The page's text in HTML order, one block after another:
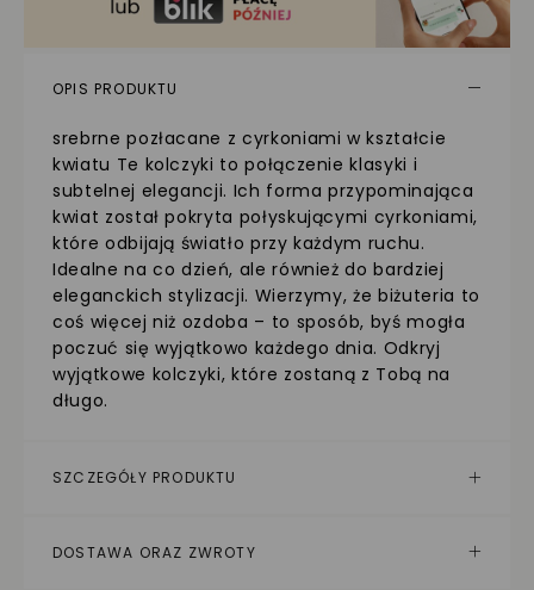
OPIS PRODUKTU
srebrne pozłacane z cyrkoniami w kształcie
kwiatu Te kolczyki to połączenie klasyki i
subtelnej elegancji. Ich forma przypominająca
kwiat został pokryta połyskującymi cyrkoniami,
które odbijają światło przy każdym ruchu.
Idealne na co dzień, ale również do bardziej
eleganckich stylizacji. Wierzymy, że biżuteria to
coś więcej niż ozdoba – to sposób, byś mogła
poczuć się wyjątkowo każdego dnia. Odkryj
wyjątkowe kolczyki, które zostaną z Tobą na
długo.
SZCZEGÓŁY PRODUKTU
DOSTAWA ORAZ ZWROTY